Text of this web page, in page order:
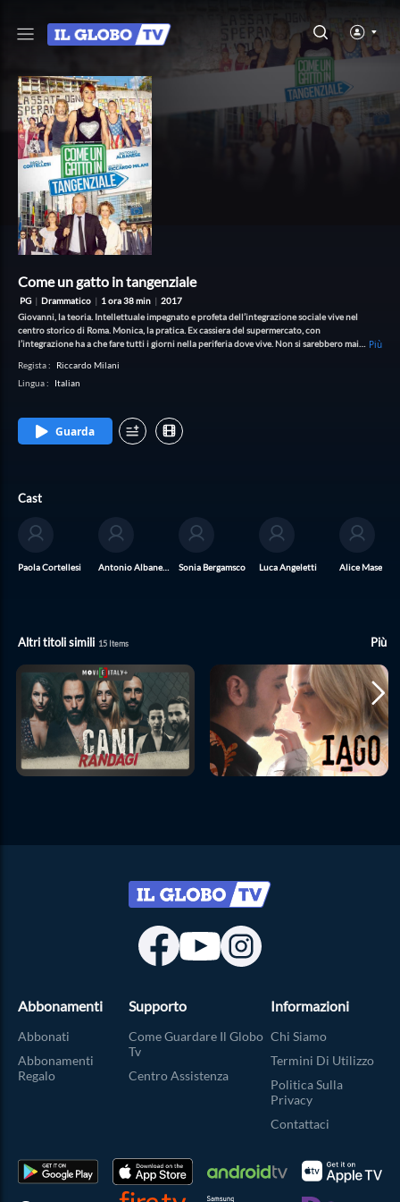
Come un gatto in tangenziale
PG | Drammatico | 1 ora 38 min | 2017
Giovanni, la teoria. Intellettuale impegnato e profeta dell’integrazione sociale vive nel
centro storico di Roma. Monica, la pratica. Ex cassiera del supermercato, con
l’integrazione ha a che fare tutti i giorni nella periferia dove vive. Non si sarebbero mai
vittime di spietati pregiudizi sulla classe sociale dell’altro, sono le persone più diverse
sulla faccia della terra, ma hanno un obiettivo in comune: la storia tra i loro figli deve
nei cinema d’essai, si ritroverà a seguire sua figlia in una caotica multisala di periferia
davanti, tra ragazzini urlanti, spintoni e cestini di pop corn che rotolano per terra,
improbabili conversazioni sull’arte contemporanea. Finché improvvisamente qualcosa
tra di loro cambia. Entrambi capiscono di non poter fare a meno uno dell’altra anche se
Più
Regista:
Riccardo Milani
Lingua: Italian
Guarda
Cast
Paola Cortellesi Antonio Albanese Sonia Bergamsco Luca Angeletti Alice Maselli
Altri titoli simili 15 Items Più
Abbonamenti
Abbonati
Abbonamenti
Regalo
Supporto
Come Guardare Il Globo
Tv
Centro Assistenza
Informazioni
Chi Siamo
Termini Di Utilizzo
Politica Sulla
Privacy
Contattaci